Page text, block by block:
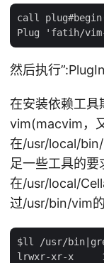
call
然后执行
在安装依赖工具
vim(macvim，
在/usr/local/
足一些工具的
在/usr/local/
过/usr/bin/vim
$ll /usr/
lrwxr-xr-x